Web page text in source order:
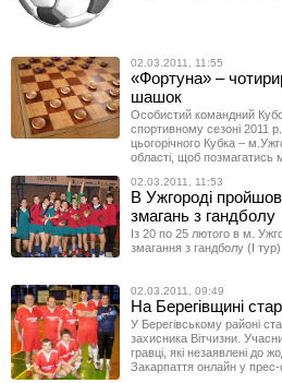
02.03.2011, 11:55
«Фортуна» –
шашок
Особистий командний
спортивному сезоні 2011
цьогорічного Кубка –
області, щоб позмагатись
02.03.2011, 11:53
В Ужгороді
змагань з гандболу
Із 20 по 25 лютого в м.
змагання з гандболу (І
02.03.2011, 09:49
На Берегівщині
У Берегівському районі
захисника Вітчизни.
гравці, які незаявлені до
Закарпаття онлайн у прес-